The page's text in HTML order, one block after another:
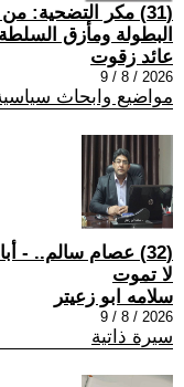
(31) مكر التضحية:
البطولة ومأزق السلطة
عائد زقوت
2026 / 8 / 9
مواضيع وابحاث
(32) عصام سالم.. -
لا تموت
سلامه ابو زعيتر
2026 / 8 / 9
سيرة ذاتية